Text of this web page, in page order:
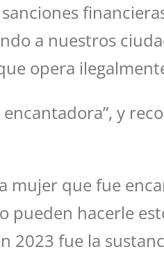
a nuestros
opera
y
mujer que fue
pueden hacerle
fue la